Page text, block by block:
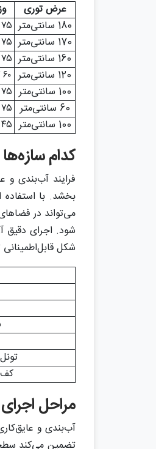
عرض توری
180 سانتی‌متر
۷۵ گرم
170 سانتی‌متر
۷۵ گرم
160 سانتی‌متر
۷۵ گرم
120 سانتی‌متر
۶۰ گرم
100 سانتی‌متر
۷۵ گرم
60 سانتی‌متر
۷۵ گرم
100 سانتی‌متر
۴۵ گرم
کدام
فرایند آب‌بندی و
بخشد. با
می‌تواند در
شود. اجرای دقیق
شکل
مراحل
آب‌بندی و
تضمین می‌کند